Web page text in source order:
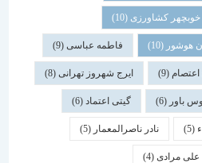
کشاورزی(10)
(10) فاطمه عباسی(9)
ایرج شهروز تهرانی(8)
(6) گیتی اعتماد(6)
نادر ناصرالمعمار (5)
(4)